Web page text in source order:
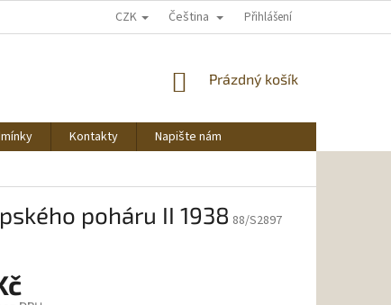
CZK Čeština Přihlášení
NÁKUPNÍ
Prázdný košík
Kontakty
Napište nám
poháru II 1938 88/S2897